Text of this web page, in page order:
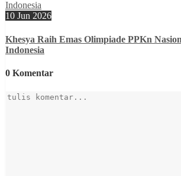
10 Jun 2026
Khesya Raih Emas Olimpiade PPKn
Indonesia
0 Komentar